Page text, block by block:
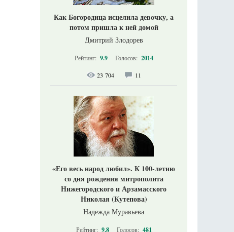
Как Богородица исцелила девочку, а
потом пришла к ней домой
Дмитрий Злодорев
Рейтинг: 9.9 Голосов: 2014
23 704 11
«Его весь народ любил». К 100-летию
со дня рождения митрополита
Нижегородского и Арзамасского
Николая (Кутепова)
Надежда Муравьева
Рейтинг: 9.8 Голосов: 481